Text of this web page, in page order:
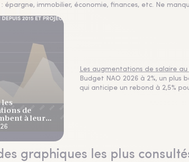
épargne, immobilier, économie, finances, etc. Ne
les
de
à leur
depuis 4
Les augmentations de salaire au
Budget NAO 2026 à 2%, un plus
qui anticipe un rebond à 2,5%
graphiques les plus